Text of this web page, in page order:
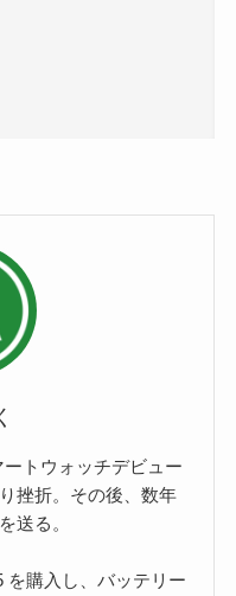
ートウォッチデビュー
挫折。その後、数年
送る。
を購入し、バッテリー